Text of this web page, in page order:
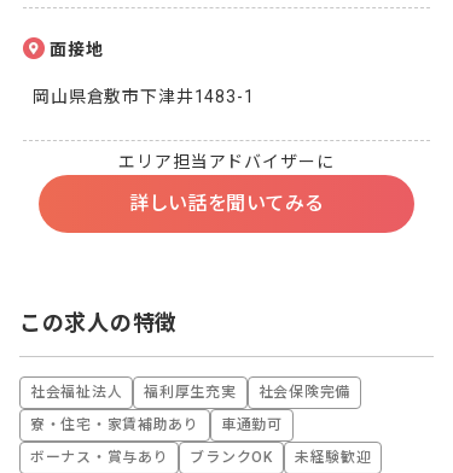
面接地
岡山県倉敷市下津井1483-1
エリア担当アドバイザーに
詳しい話を聞いてみる
この求人の特徴
社会福祉法人 福利厚生充実
社会保険完備
寮・住宅・家賃補助あり
車通勤可
ボーナス・賞与あり
ブランクOK
未経験歓迎